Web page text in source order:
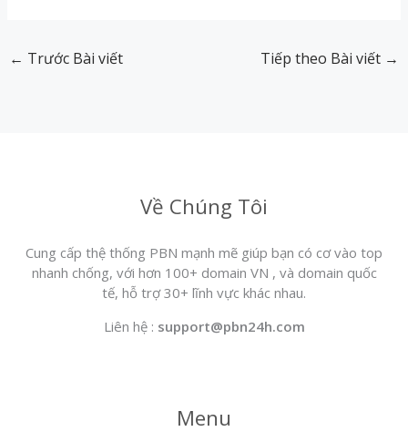
← Trước Bài viết Tiếp theo Bài viết →
Về Chúng Tôi
Cung cấp thệ thống PBN mạnh mẽ giúp bạn có cơ vào top
nhanh chống, với hơn 100+ domain VN , và domain quốc
tế, hỗ trợ 30+ lĩnh vực khác nhau.
Liên hệ : support@pbn24h.com
Menu